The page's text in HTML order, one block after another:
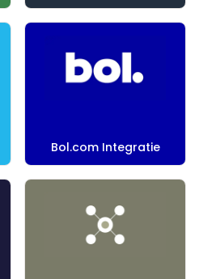
Bol.com Integratie